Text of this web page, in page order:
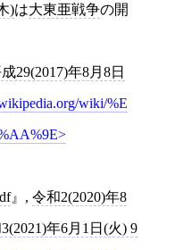
)は大東亜戦争の開
29(2017)年8月8日
wiki/%E
, 令和2(2020)年8
年6月1日(火) 9